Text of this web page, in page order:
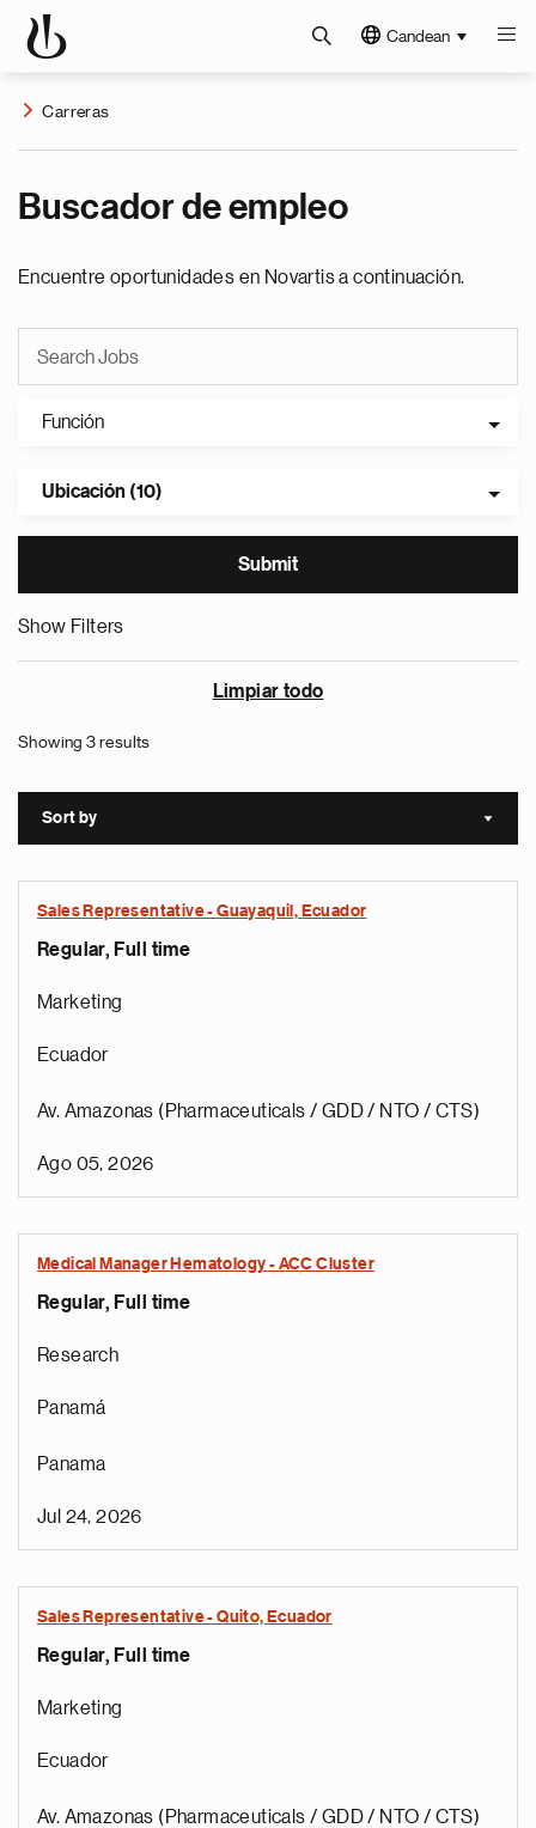
Candean
Carreras
Buscador de empleo
Encuentre oportunidades en Novartis a continuación.
Función
Ubicación (10)
Show Filters
Limpiar todo
Showing 3 results
Sort by Sort
Sales Representative - Guayaquil, Ecuador
Regular, Full time
Marketing
Ecuador
Av. Amazonas (Pharmaceuticals / GDD / NTO / CTS)
Ago 05, 2026
Medical Manager Hematology - ACC Cluster
Regular, Full time
Research
Panamá
Panama
Jul 24, 2026
Sales Representative - Quito, Ecuador
Regular, Full time
Marketing
Ecuador
Av. Amazonas (Pharmaceuticals / GDD / NTO / CTS)